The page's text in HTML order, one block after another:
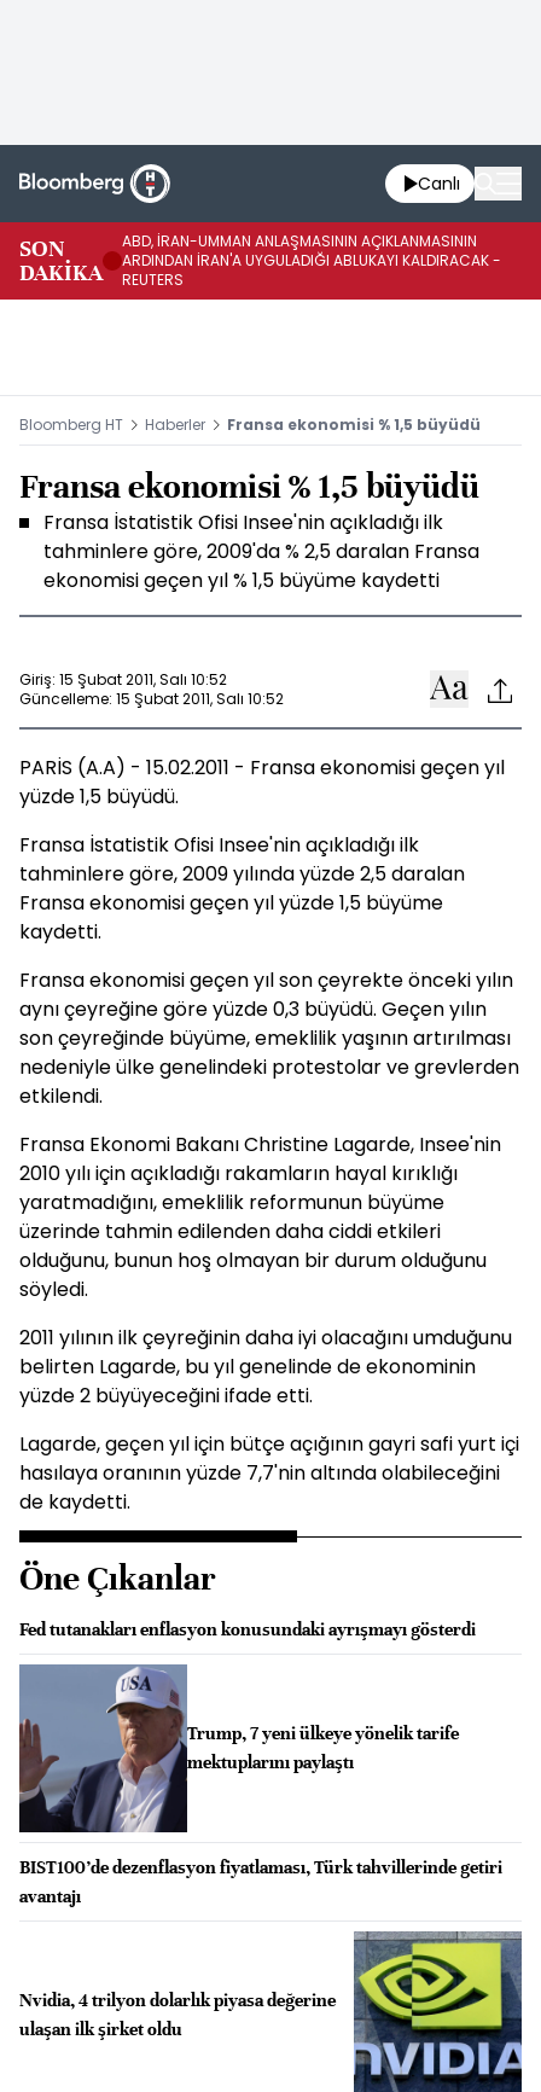
Canlı
SON
DAKİKA
ABD, İRAN-UMMAN ANLAŞMASININ AÇIKLANMASININ
ARDINDAN İRAN'A UYGULADIĞI ABLUKAYI KALDIRACAK -
REUTERS
Bloomberg HT Haberler Fransa ekonomisi % 1,5 büyüdü
Fransa ekonomisi % 1,5 büyüdü
Fransa İstatistik Ofisi Insee'nin açıkladığı ilk
tahminlere göre, 2009'da % 2,5 daralan Fransa
ekonomisi geçen yıl % 1,5 büyüme kaydetti
Giriş: 15 Şubat 2011, Salı 10:52
Güncelleme: 15 Şubat 2011, Salı 10:52
PARİS (A.A) - 15.02.2011 - Fransa ekonomisi geçen yıl
yüzde 1,5 büyüdü.
Fransa İstatistik Ofisi Insee'nin açıkladığı ilk
tahminlere göre, 2009 yılında yüzde 2,5 daralan
Fransa ekonomisi geçen yıl yüzde 1,5 büyüme
kaydetti.
Fransa ekonomisi geçen yıl son çeyrekte önceki yılın
aynı çeyreğine göre yüzde 0,3 büyüdü. Geçen yılın
son çeyreğinde büyüme, emeklilik yaşının artırılması
nedeniyle ülke genelindeki protestolar ve grevlerden
etkilendi.
Fransa Ekonomi Bakanı Christine Lagarde, Insee'nin
2010 yılı için açıkladığı rakamların hayal kırıklığı
yaratmadığını, emeklilik reformunun büyüme
üzerinde tahmin edilenden daha ciddi etkileri
olduğunu, bunun hoş olmayan bir durum olduğunu
söyledi.
2011 yılının ilk çeyreğinin daha iyi olacağını umduğunu
belirten Lagarde, bu yıl genelinde de ekonominin
yüzde 2 büyüyeceğini ifade etti.
Lagarde, geçen yıl için bütçe açığının gayri safi yurt içi
hasılaya oranının yüzde 7,7'nin altında olabileceğini
de kaydetti.
Öne Çıkanlar
Fed tutanakları enflasyon konusundaki ayrışmayı gösterdi
Trump, 7 yeni ülkeye yönelik tarife
mektuplarını paylaştı
BIST100’de dezenflasyon fiyatlaması, Türk tahvillerinde getiri
avantajı
Nvidia, 4 trilyon dolarlık piyasa değerine
ulaşan ilk şirket oldu